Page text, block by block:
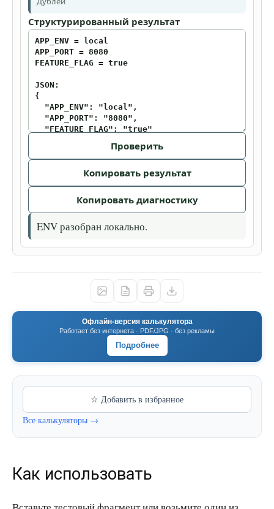
Структурированный результат
Проверить
Копировать результат
Копировать диагностику
ENV разобран локально.
Офлайн-версия калькулятора
Работает без интернета · PDF/JPG · без рекламы
Подробнее
☆ Добавить в избранное
Все калькуляторы →
Как использовать